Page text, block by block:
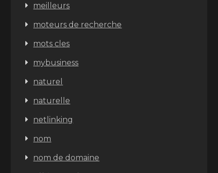
meilleurs
moteurs de recherche
mots cles
mybusiness
naturel
naturelle
netlinking
nom
nom de domaine